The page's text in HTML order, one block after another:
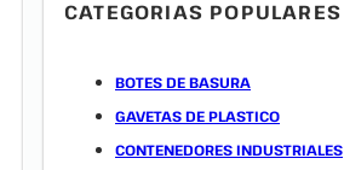
CATEGORIAS POPULARES
BOTES DE BASURA
GAVETAS DE PLASTICO
CONTENEDORES INDUSTRIALES